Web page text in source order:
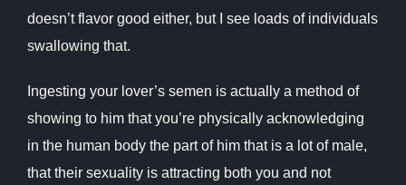
doesn’t flavor good either, but I see loads of individuals
swallowing that.
Ingesting your lover’s semen is actually a method of
showing to him that you’re physically acknowledging
in the human body the part of him that is a lot of male,
that their sexuality is attracting both you and not